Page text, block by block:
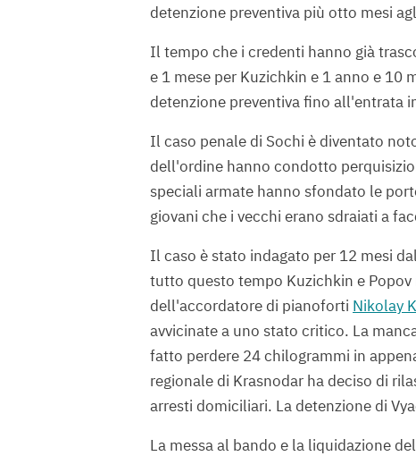
detenzione preventiva più otto mesi
Il tempo che i credenti hanno già
e 1 mese per Kuzichkin e 1 anno e 10
detenzione preventiva fino all'entrata
Il caso penale di Sochi è diventato
dell'ordine hanno condotto
speciali armate hanno sfondato le
giovani che i vecchi erano sdraiati a
Il caso è stato indagato per 12 mesi
tutto questo tempo Kuzichkin e
dell'accordatore di pianoforti Nikolay
avvicinate a uno stato critico. La
fatto perdere 24 chilogrammi in
regionale di Krasnodar ha deciso di
arresti domiciliari. La detenzione di
La messa al bando e la liquidazione